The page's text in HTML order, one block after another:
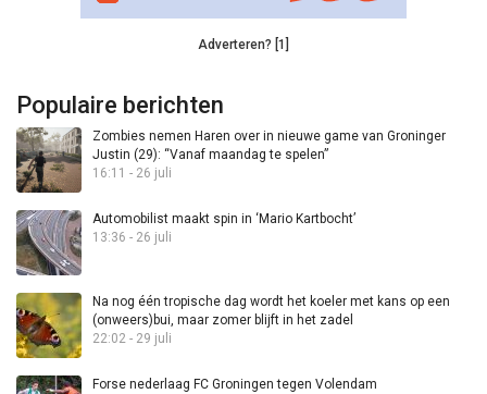
Adverteren? [1]
Populaire berichten
Zombies nemen Haren over in nieuwe game van Groninger
Justin (29): “Vanaf maandag te spelen”
16:11 - 26 juli
Automobilist maakt spin in ‘Mario Kartbocht’
13:36 - 26 juli
Na nog één tropische dag wordt het koeler met kans op een
(onweers)bui, maar zomer blijft in het zadel
22:02 - 29 juli
Forse nederlaag FC Groningen tegen Volendam